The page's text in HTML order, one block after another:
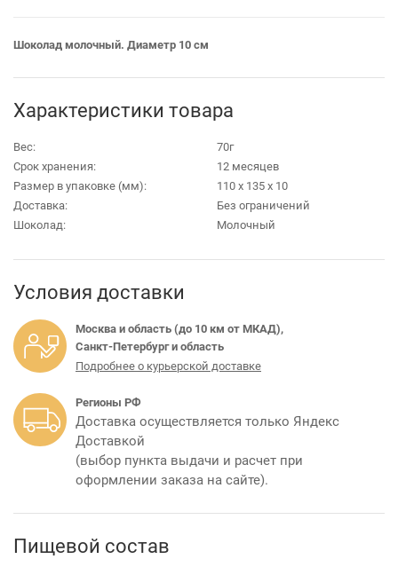
Шоколад молочный. Диаметр 10 см
Характеристики товара
Вес:
70г
Срок хранения:
12 месяцев
Размер в упаковке (мм):
110 х 135 х 10
Доставка:
Без ограничений
Шоколад:
Молочный
Условия доставки
Москва и область (до 10 км от МКАД),
Санкт-Петербург и область
Подробнее о курьерской доставке
Регионы РФ
Доставка осуществляется только Яндекс
Доставкой
(выбор пункта выдачи и расчет при
оформлении заказа на сайте).
Пищевой состав